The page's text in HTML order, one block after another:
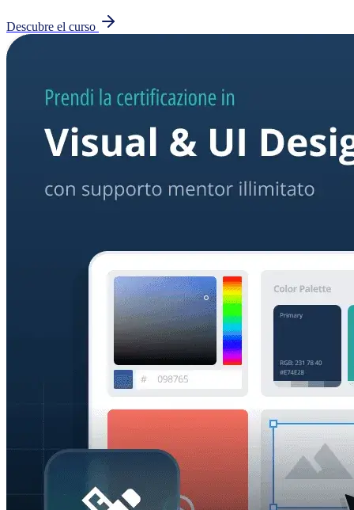
Descubre el curso